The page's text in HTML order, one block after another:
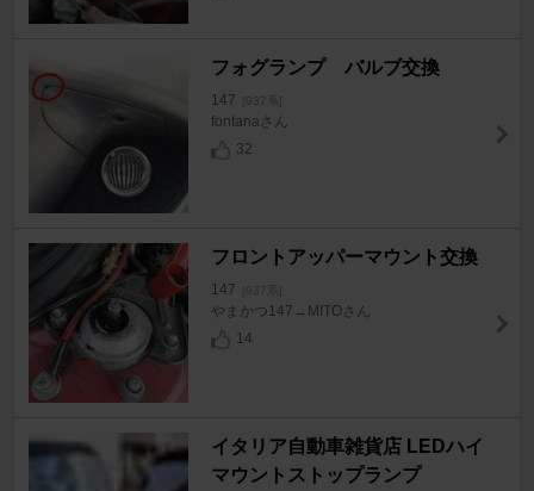
フォグランプ バルブ交換
147 [937系]
fontanaさん
32
フロントアッパーマウント交換
147 [937系]
やまかつ147→MITOさん
14
イタリア自動車雑貨店 LEDハイ
マウントストップランプ